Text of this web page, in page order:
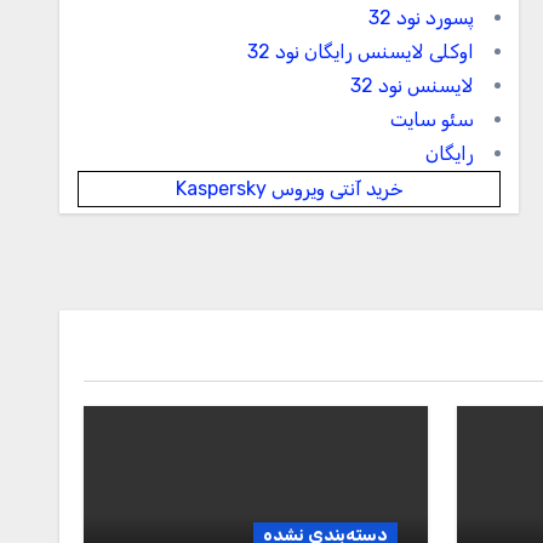
پسورد نود 32
اوکلی لایسنس رایگان نود 32
لایسنس نود 32
سئو سایت
رایگان
خرید آنتی ویروس Kaspersky
دسته‌بندی نشده